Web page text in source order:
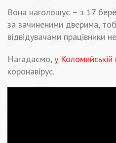
Вона наголошує – з 17
за зачиненими дверима,
відвідувачами працівники
Нагадаємо,у Коломийській
коронавірус.